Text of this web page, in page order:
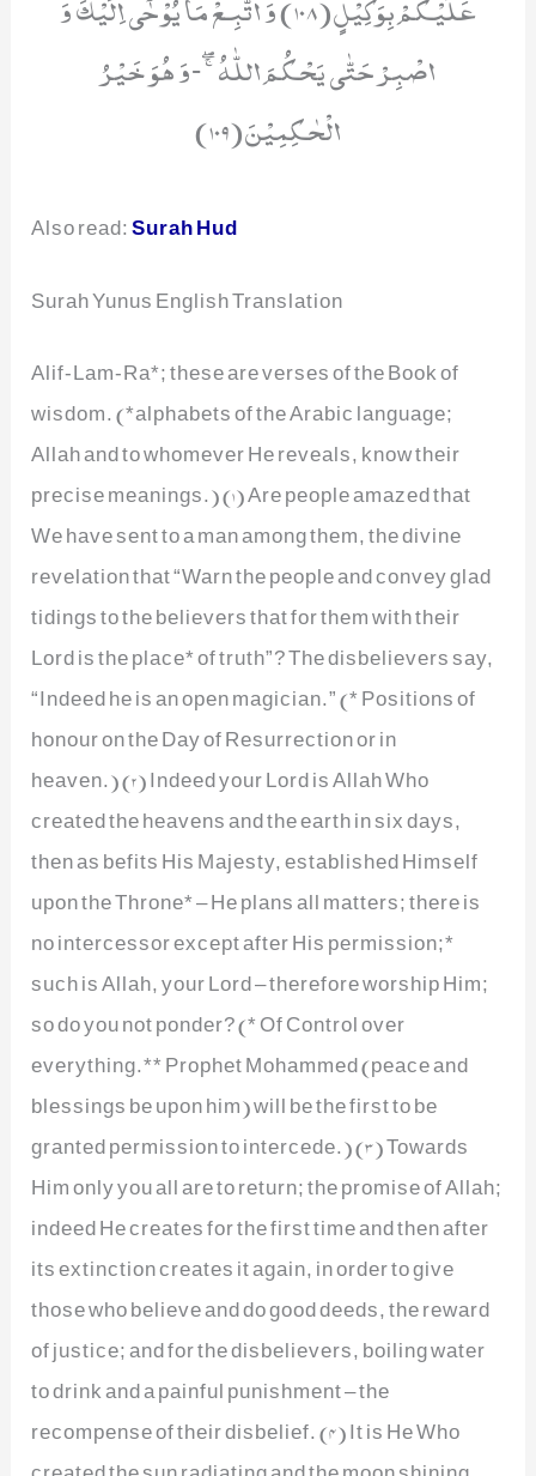
Also read:Surah Hud
Surah Yunus English Translation
Alif-Lam-Ra*; these are verses of the Book of
wisdom. (*alphabets of the Arabic language;
Allah and to whomever He reveals, know their
precise meanings.) (1) Are people amazed that
We have sent to a man among them, the divine
revelation that “Warn the people and convey glad
tidings to the believers that for them with their
Lord is the place* of truth”? The disbelievers say,
“Indeed he is an open magician.” (* Positions of
honour on the Day of Resurrection or in
heaven.) (2) Indeed your Lord is Allah Who
created the heavens and the earth in six days,
then as befits His Majesty, established Himself
upon the Throne* – He plans all matters; there is
no intercessor except after His permission;*
such is Allah, your Lord – therefore worship Him;
so do you not ponder? (* Of Control over
everything.** Prophet Mohammed (peace and
blessings be upon him) will be the first to be
granted permission to intercede.) (3) Towards
Him only you all are to return; the promise of Allah;
indeed He creates for the first time and then after
its extinction creates it again, in order to give
those who believe and do good deeds, the reward
of justice; and for the disbelievers, boiling water
to drink and a painful punishment – the
recompense of their disbelief. (4) It is He Who